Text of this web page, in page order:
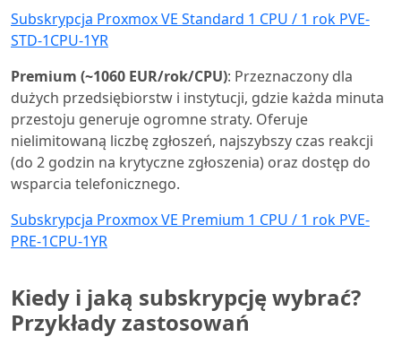
Subskrypcja Proxmox VE Standard 1 CPU / 1 rok PVE-
STD-1CPU-1YR
Premium (~1060 EUR/rok/CPU): Przeznaczony dla
dużych przedsiębiorstw i instytucji, gdzie każda minuta
przestoju generuje ogromne straty. Oferuje
nielimitowaną liczbę zgłoszeń, najszybszy czas reakcji
(do 2 godzin na krytyczne zgłoszenia) oraz dostęp do
wsparcia telefonicznego.
Subskrypcja Proxmox VE Premium 1 CPU / 1 rok PVE-
PRE-1CPU-1YR
Kiedy i jaką subskrypcję wybrać?
Przykłady zastosowań